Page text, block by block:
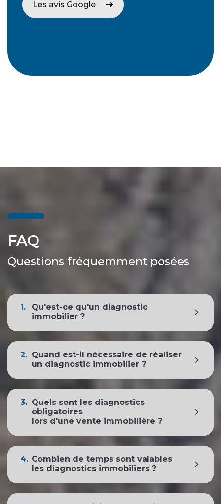
Les avis Google
FAQ
Questions fréquemment posées
1.
Qu'est-ce qu'un diagnostic
immobilier ?
2.
Quand est-il nécessaire de réaliser
un diagnostic immobilier ?
3. Quels sont les diagnostics
obligatoires
lors d'une vente immobilière ?
4.
Combien de temps sont valables
les diagnostics immobiliers ?